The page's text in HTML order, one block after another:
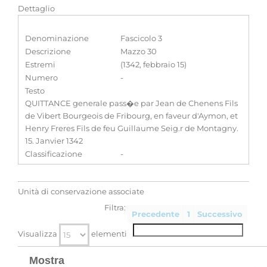
Dettaglio
Denominazione
Fascicolo 3
Descrizione
Mazzo 30
Estremi
(1342, febbraio 15)
Numero
-
Testo
QUITTANCE generale pass�e par Jean de Chenens Fils
de Vibert Bourgeois de Fribourg, en faveur d'Aymon, et
Henry Freres Fils de feu Guillaume Seig.r de Montagny.
15. Janvier 1342
Classificazione
-
Unità di conservazione associate
Precedente 1 Successivo
Visualizza elementi
Filtra:
Mostra